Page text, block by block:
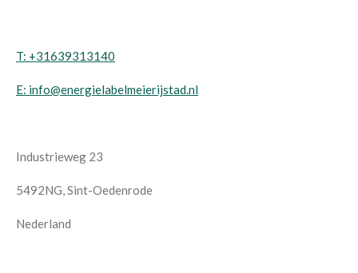
T: +31639313140
E: info@energielabelmeierijstad.nl
Industrieweg 23
5492NG, Sint-Oedenrode
Nederland